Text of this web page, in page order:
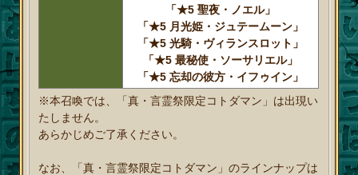
「★5 聖夜・ノエル」
「★5 月光姫・ジュテームーン」
「★5 光騎・ヴィランスロット」
「★5 最秘使・ソーサリエル」
「★5 忘却の彼方・イフゥイン」
※本召喚では、「真・言霊祭限定コトダマン」は出現い
たしません。
あらかじめご了承ください。
なお、「真・言霊祭限定コトダマン」のラインナップは